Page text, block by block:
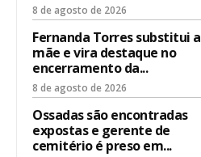
8 de agosto de 2026
Fernanda Torres substitui a
mãe e vira destaque no
encerramento da...
8 de agosto de 2026
Ossadas são encontradas
expostas e gerente de
cemitério é preso em...